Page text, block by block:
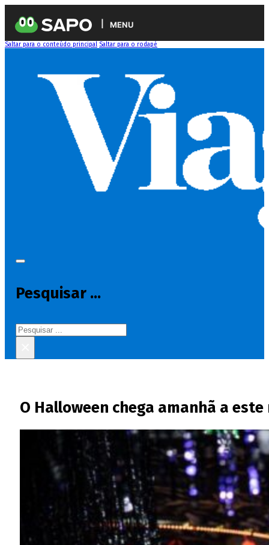
MENU
Saltar para o conteúdo principal Saltar para o rodapé
Pesquisar ...
Pesquisar
O Halloween chega amanhã a